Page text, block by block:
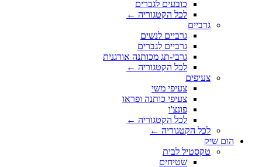
כובעים לגברים
לכל הקטגוריה ←
גרביים
גרביים לנשים
גרביים לגברים
גרבי-תג מכותנה אורגנית
לכל הקטגוריה ←
צעיפים
צעיפי משי
צעיפי כותנה ופראו
פונצ'ו
לכל הקטגוריה ←
לכל הקטגוריה ←
הום שיק
טקסטיל לבית
שטיחים